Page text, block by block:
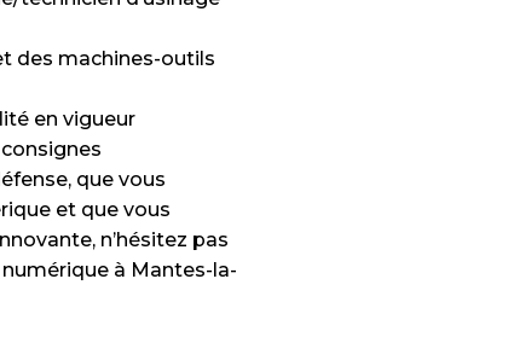
des machines-outils
en vigueur
que vous
et que vous
n’hésitez pas
à Mantes-la-